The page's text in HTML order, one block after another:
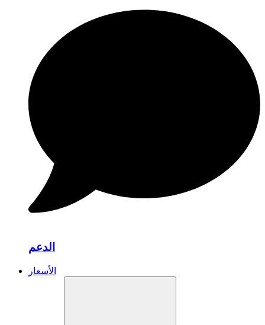
الدعم
الأسعار